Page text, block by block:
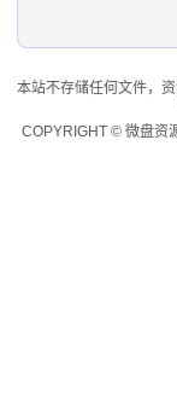
本站不存储任何文件，
COPYRIGHT © 微盘资